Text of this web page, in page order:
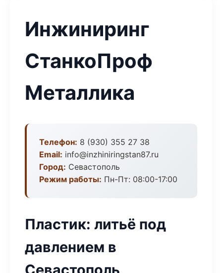
Инжиниринг
СтанкоПроф
Металлика
Телефон: 8 (930) 355 27 38
Email: info@inzhiniringstan87.ru
Город: Севастополь
Режим работы: Пн-Пт: 08:00-17:00
Пластик: литьё под
давлением в